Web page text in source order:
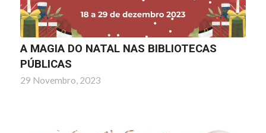
A MAGIA DO NATAL NAS BIBLIOTECAS
PÚBLICAS
29 Novembro, 2023